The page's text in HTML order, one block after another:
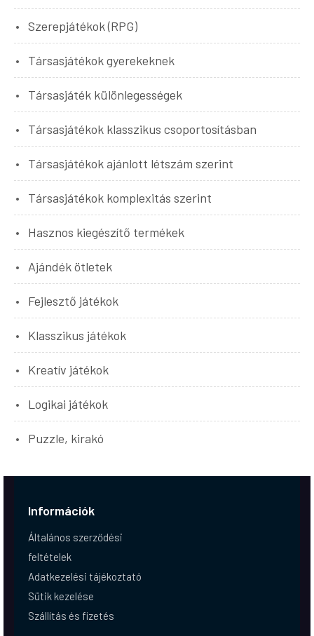
Szerepjátékok (RPG)
Társasjátékok gyerekeknek
Társasjáték különlegességek
Társasjátékok klasszikus csoportosításban
Társasjátékok ajánlott létszám szerint
Társasjátékok komplexitás szerint
Hasznos kiegészítő termékek
Ajándék ötletek
Fejlesztő játékok
Klasszikus játékok
Kreatív játékok
Logikai játékok
Puzzle, kirakó
Információk
Általános szerződési
feltételek
Adatkezelési tájékoztató
Sütik kezelése
Szállítás és fizetés